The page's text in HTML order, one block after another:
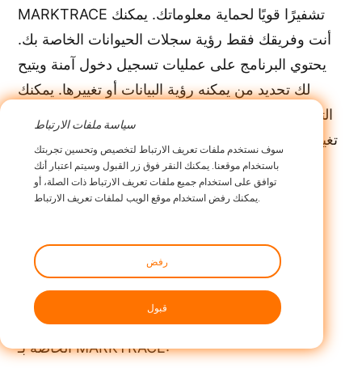
MARKTRACE تشفيرًا قويًا لحماية معلوماتك. يمكنك
أنت وفريقك فقط رؤية سجلات الحيوانات الخاصة بك.
يحتوي البرنامج على عمليات تسجيل دخول آمنة ويتيح
لك تحديد من يمكنه رؤية البيانات أو تغييرها. يمكنك
التحكم في من يمكنه الاطلاع على معلومات حيوانك أو
تغييرها أو مشاركتها. وهذا يحافظ على تفاصيل مزرعتك
أو مزرعتك آمنة من الآخرين.
نصيحة: قم دائمًا بتحديث برنامج MARKTRACE
والأخطاء. وهذا يحافظ على أمان بياناتك ويعمل
نظامك بشكل جيد.
فيما يلي نظرة سريعة على ميزات التوافق والأمان
الخاصة بـ MARKTRACE:
سياسة ملفات الارتباط
سوف نستخدم ملفات تعريف الارتباط لتخصيص وتحسين تجربتك
باستخدام موقعنا. يمكنك النقر فوق زر القبول وسيتم اعتبار أنك
توافق على استخدام جميع ملفات تعريف الارتباط ذات الصلة، أو
رفض
قبول